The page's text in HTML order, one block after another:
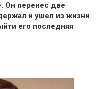
Он перенес две
и ушел из жизни
его последняя